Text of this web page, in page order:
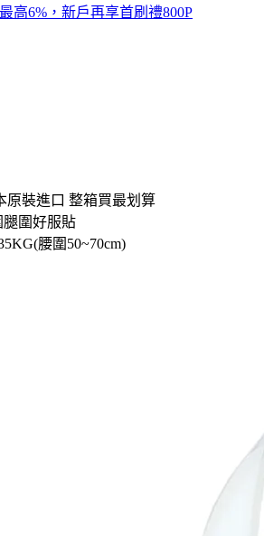
高6%，新戶再享首刷禮800P
原裝進口 整箱買最划算
圍好服貼
腰圍50~70cm)